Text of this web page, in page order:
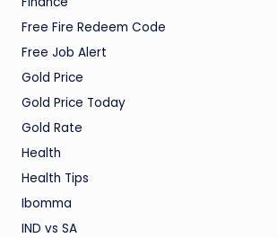
Free Fire Redeem Code
Free Job Alert
Gold Price
Gold Price Today
Gold Rate
Health
Health Tips
Ibomma
IND vs SA